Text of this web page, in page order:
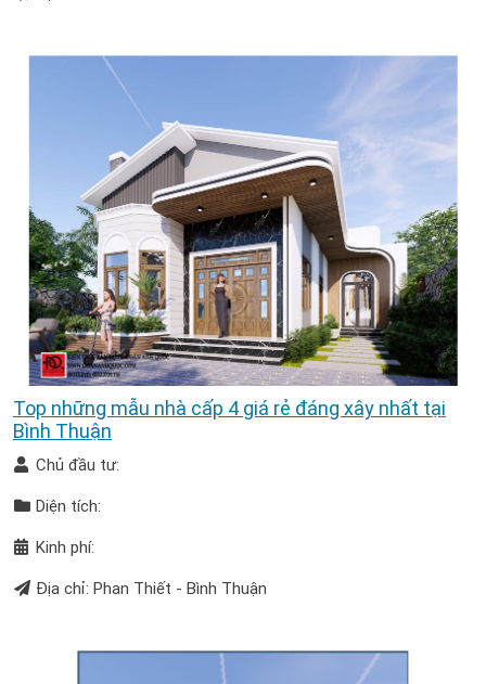
Top những mẫu nhà cấp 4 giá rẻ đáng xây nhất tại
Bình Thuận
Chủ đầu tư:
Diện tích:
Kinh phí:
Địa chỉ: Phan Thiết - Bình Thuận